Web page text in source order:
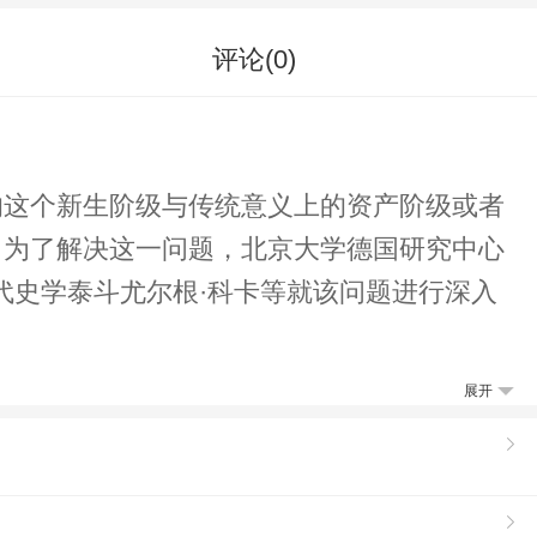
评论(0)
个新生阶级与传统意义上的资产阶级或者
了解决这一问题，北京大学德国研究中心
学泰斗尤尔根·科卡等就该问题进行深入
展开